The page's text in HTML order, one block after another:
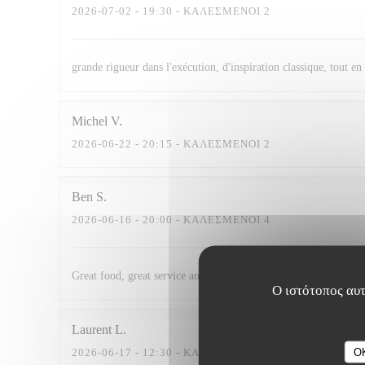
Ο ιστότοπος
2026-07-02 - 19:30 - ΚΑΛΕΣΜΈΝΟΙ 2
grande rigueur dans l'exécution, d'inspiration classique, tout
Michel V
2026-06-22 - 20:15 - ΚΑΛΕΣΜΈΝΟΙ 2
Ben S
2026-06-16 - 20:00 - ΚΑΛΕΣΜΈΝΟΙ 4
Great food, great service and fair prices
Laurent L
2026-06-17 - 12:30 - ΚΑΛΕΣΜΈΝΟΙ 2